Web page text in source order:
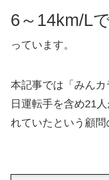
6～14km/L
っています。
本記事では「みん
日運転手を含め21
れていたという顧問